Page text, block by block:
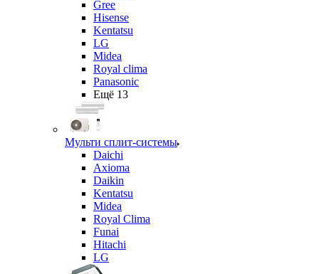
Gree
Hisense
Kentatsu
LG
Midea
Royal clima
Panasonic
Ещё 13
Мульти сплит-системы
Daichi
Axioma
Daikin
Kentatsu
Midea
Royal Clima
Funai
Hitachi
LG